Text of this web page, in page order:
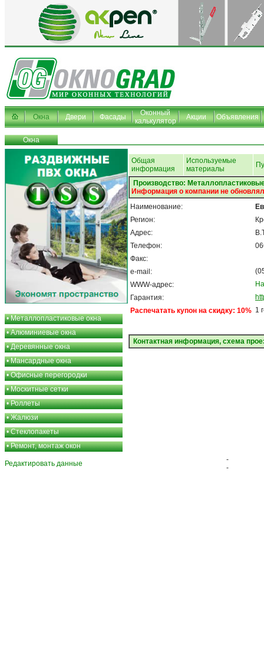
Окна Двери Фасады
Оконный
калькулятор
Акции Объявления
Окна
•Металлопластиковые окна
•Алюминиевые окна
•Деревянные окна
•Мансардные окна
•Офисные перегородки
•Москитные сетки
•Роллеты
•Жалюзи
•Стеклопакеты
•Ремонт, монтаж окон
Общая
информация
Используемые
материалы
Производство:
Информация о компании не
Наименование:
Регион:
Адрес:
Телефон:
Факс:
e-mail:
WWW-адрес:
Гарантия:
Распечатать купон на скидку: 10% 1
Контактная информация, схема
Редактировать данные
-
-